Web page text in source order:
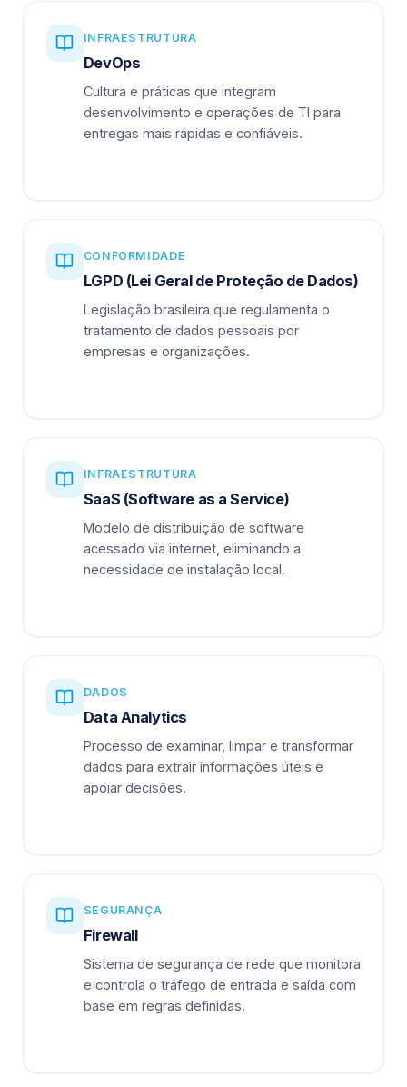
INFRAESTRUTURA
DevOps
Cultura e práticas que integram
desenvolvimento e operações de TI para
entregas mais rápidas e confiáveis.
CONFORMIDADE
LGPD (Lei Geral de Proteção de Dados)
Legislação brasileira que regulamenta o
tratamento de dados pessoais por
empresas e organizações.
INFRAESTRUTURA
SaaS (Software as a Service)
Modelo de distribuição de software
acessado via internet, eliminando a
necessidade de instalação local.
DADOS
Data Analytics
Processo de examinar, limpar e transformar
dados para extrair informações úteis e
apoiar decisões.
SEGURANÇA
Firewall
Sistema de segurança de rede que monitora
e controla o tráfego de entrada e saída com
base em regras definidas.